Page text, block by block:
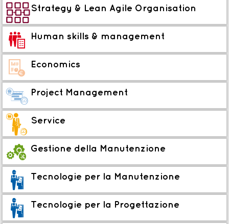
Strategy & Lean Agile Organisation
R Human skills & management
W Economics
k Project Management
x Service
K Gestione della Manutenzione
3 Tecnologie per la Manutenzione
3 Tecnologie per la Progettazione